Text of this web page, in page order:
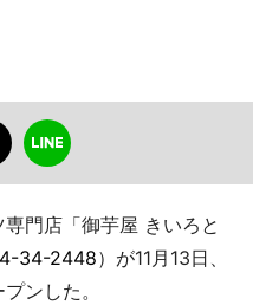
門店「御芋屋 きいろと
34-2448）が11月13日、
ンした。